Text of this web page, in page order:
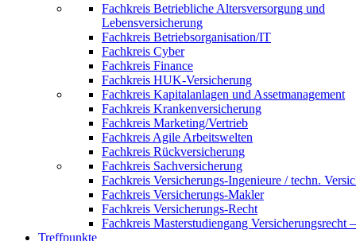
Fachkreis Betriebliche Altersversorgung und
Lebensversicherung
Fachkreis Betriebsorganisation/IT
Fachkreis Cyber
Fachkreis Finance
Fachkreis HUK-Versicherung
Fachkreis Kapitalanlagen und Assetmanagement
Fachkreis Krankenversicherung
Fachkreis Marketing/Vertrieb
Fachkreis Agile Arbeitswelten
Fachkreis Rückversicherung
Fachkreis Sachversicherung
Fachkreis Versicherungs-Ingenieure / techn.
Fachkreis Versicherungs-Makler
Fachkreis Versicherungs-Recht
Fachkreis Masterstudiengang Versicherungsrecht
Treffpunkte